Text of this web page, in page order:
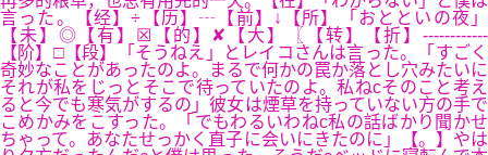
言った。【经】÷【历】┄【前】↓【所】「おとといの夜」
【未】◎【有】☒【的】✘【大】〖【转】【折】------------
【阶】□【段】「そうねえ」とレイコさんは言った。「すごく
奇妙なことがあったのよ。まるで何かの罠か落とし穴みたいに
それが私をじっとそこで待っていたのよ。私ねcそのこと考え
ると今でも寒気がするの」彼女は煙草を持っていない方の手で
こめかみをこすった。「でもわるいわねc私の話ばかり聞かせ
ちゃって。あなたせっかく直子に会いにきたのに」【。】やは